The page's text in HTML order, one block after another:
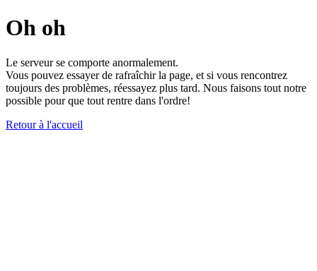
Oh oh
Le serveur se comporte anormalement.
Vous pouvez essayer de rafraîchir la page, et si vous rencontrez
toujours des problèmes, réessayez plus tard. Nous faisons tout notre
possible pour que tout rentre dans l'ordre!
Retour à l'accueil